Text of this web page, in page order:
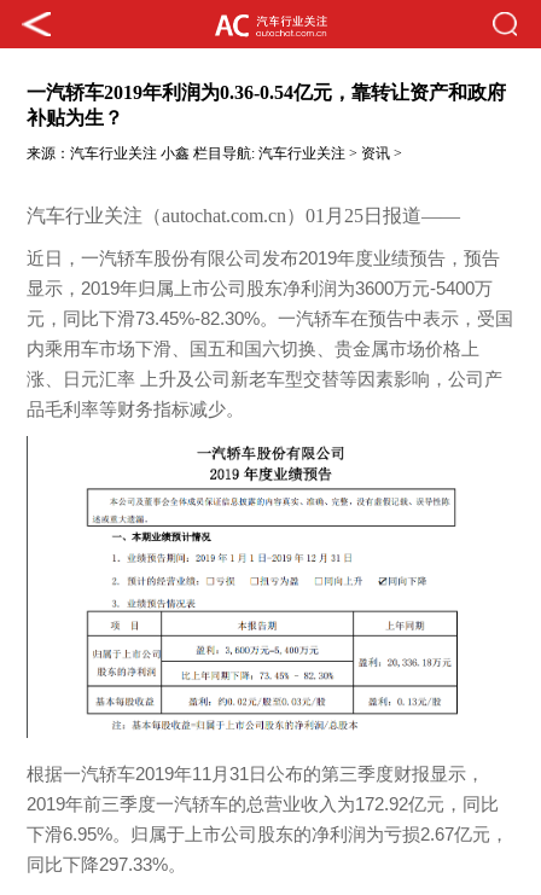
一汽轿车2019年利润为0.36-0.54亿元，靠转让资产和政府
补贴为生？
来源：汽车行业关注 小鑫 栏目导航:汽车行业关注 > 资讯 >
汽车行业关注（autochat.com.cn）01月25日报道——
近日，一汽轿车股份有限公司发布2019年度业绩预告，预告
显示，2019年归属上市公司股东净利润为3600万元-5400万
元，同比下滑73.45%-82.30%。一汽轿车在预告中表示，受国
内乘用车市场下滑、国五和国六切换、贵金属市场价格上
涨、日元汇率 上升及公司新老车型交替等因素影响，公司产
品毛利率等财务指标减少。
根据一汽轿车2019年11月31日公布的第三季度财报显示，
2019年前三季度一汽轿车的总营业收入为172.92亿元，同比
下滑6.95%。归属于上市公司股东的净利润为亏损2.67亿元，
同比下降297.33%。